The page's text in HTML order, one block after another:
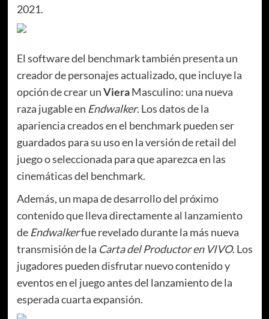
2021.
El software del benchmark también presenta un
creador de personajes actualizado, que incluye la
opción de crear unVieraMasculino: una nueva
raza jugable en Endwalker. Los datos de la
apariencia creados en el benchmark pueden ser
guardados para su uso en la versión de retail del
juego o seleccionada para que aparezca en las
cinemáticas del benchmark.
Además, un mapa de desarrollo del próximo
contenido que lleva directamente al lanzamiento
de Endwalkerfue revelado durante la más nueva
transmisión de la Carta del Productor en VIVO. Los
jugadores pueden disfrutar nuevo contenido y
eventos en el juego antes del lanzamiento de la
esperada cuarta expansión.